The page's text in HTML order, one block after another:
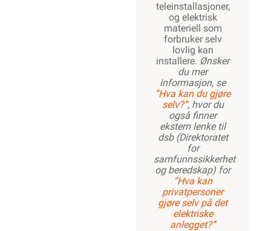
teleinstallasjoner,
og elektrisk
materiell som
forbruker selv
lovlig kan
installere. Ønsker
du mer
informasjon, se
”Hva kan du gjøre
selv?”, hvor du
også finner
ekstern lenke til
dsb (Direktoratet
for
samfunnssikkerhet
og beredskap) for
“Hva kan
privatpersoner
gjøre selv på det
elektriske
anlegget?”